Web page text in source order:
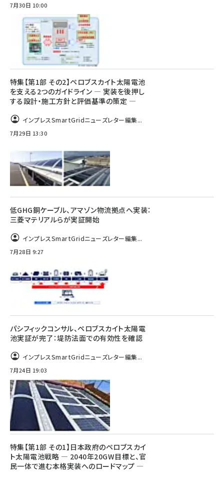
7月30日 10:00
特集【第1部 その2】ペロブスカイト太陽電池
を支える2つのガイドライン ― 実装を後押し
する設計・施工方針と評価基準の策定 ―
インプレスSmartGridニューズレター編集...
7月29日 13:30
低GHG銅ケーブル、アマゾン物流拠点へ実装：
三菱マテリアルらが実証開始
インプレスSmartGridニューズレター編集...
7月28日 9:27
パシフィックコンサル、ペロブスカイト太陽電
池実証が完了：堤防法面での有効性を確認
インプレスSmartGridニューズレター編集...
7月24日 19:03
特集【第1部 その1】日本政府のペロブスカイ
ト太陽電池戦略 ― 2040年20GW目標と、官
民一体で進む本格実装へのロードマップ ―